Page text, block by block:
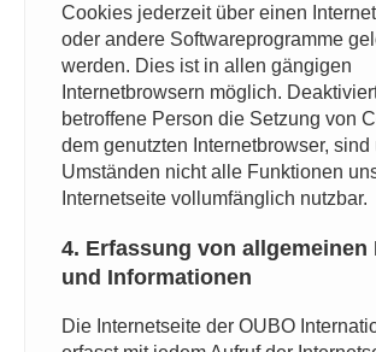
Cookies jederzeit über einen
oder andere Softwareprogramme
werden. Dies ist in allen gängigen
Internetbrowsern möglich.
betroffene Person die Setzung von
dem genutzten Internetbrowser, sind
Umständen nicht alle Funktionen
Internetseite vollumfänglich nutzbar.
4. Erfassung von allgemeinen
und Informationen
Die Internetseite der OUBO